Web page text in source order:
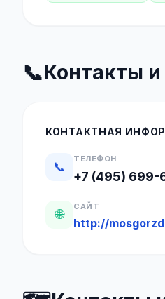
📞Контакты
КОНТАКТНАЯ
📞
ТЕЛЕФОН
+7 (495) 699-
🌐
САЙТ
http://